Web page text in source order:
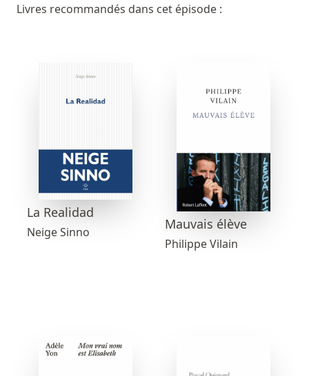
Livres recommandés dans cet épisode :
La Realidad
Neige Sinno Mauvais élève
Philippe Vilain